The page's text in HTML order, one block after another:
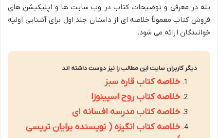
بله در معرفی و توضیحات کتاب در وب سایت ها و اپلیکیشن های
فروش کتاب معمولاً خلاصه ای از داستان جلد اول برای آشنایی اولیه
خوانندگان ارائه می شود.
دیگر کاربران سایت این مطالب را نیز دوست داشته اند
خلاصه کتاب قاره سبز
خلاصه کتاب روح اسپینوزا
خلاصه کتاب مدرسه افسانه ای
خلاصه کتاب انگیزه ( نویسنده برایان تریسی